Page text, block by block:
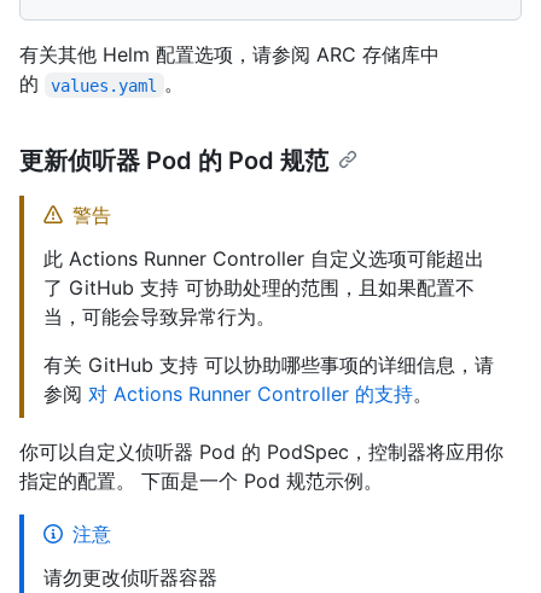
有关其他 Helm 配置选项，请参阅 ARC 存储库中
的
values.yaml 。
更新侦听器 Pod 的 Pod 规范
警告
此 Actions Runner Controller 自定义选项可能超出
了 GitHub 支持 可协助处理的范围，且如果配置不
当，可能会导致异常行为。
有关 GitHub 支持 可以协助哪些事项的详细信息，请
参阅 对 Actions Runner Controller 的支持。
你可以自定义侦听器 Pod 的 PodSpec，控制器将应用你
指定的配置。 下面是一个 Pod 规范示例。
注意
请勿更改侦听器容器